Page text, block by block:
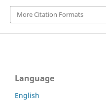
More Citation Formats
Language
English